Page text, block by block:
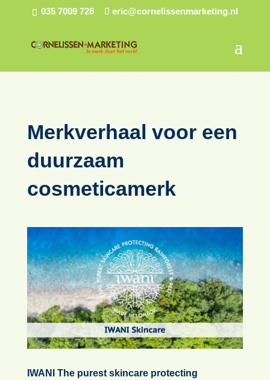
035 7009 728 eric@cornelissenmarketing.nl
Merkverhaal voor een
duurzaam
cosmeticamerk
IWANI The purest skincare protecting